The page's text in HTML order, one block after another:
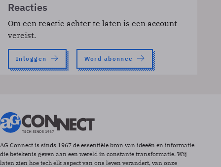
Reacties
Om een reactie achter te laten is een account
vereist.
Inloggen Word abonnee
AG Connect is sinds 1967 de essentiële bron van ideeën en informatie
die betekenis geven aan een wereld in constante transformatie. Wij
laten zien hoe tech elk aspect van ons leven verandert, van onze